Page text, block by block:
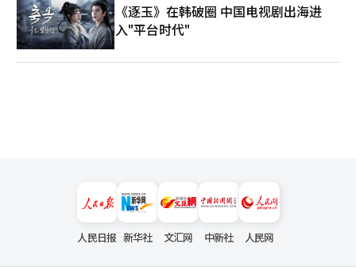
《逐玉》在韩破圈 中国电视剧出海进
入"平台时代"
人民日报 新华社 文汇网 中新社 人民网